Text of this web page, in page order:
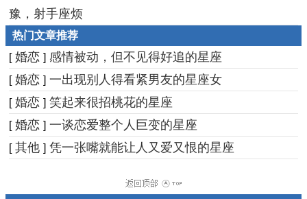
豫，射手座烦
热门文章推荐
[ 婚恋 ] 感情被动，但不见得好追的星座
[ 婚恋 ] 一出现别人得看紧男友的星座女
[ 婚恋 ] 笑起来很招桃花的星座
[ 婚恋 ] 一谈恋爱整个人巨变的星座
[ 其他 ] 凭一张嘴就能让人又爱又恨的星座